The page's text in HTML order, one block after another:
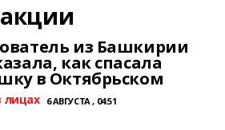
из Башкирии
как спасала
в Октябрьском
лицах 6 АВГУСТА , 04:51